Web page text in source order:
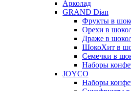
Арколад
GRAND Dian
Фрукты в
Орехи в
Драже в
ШокоХит в
Семечки в
Наборы
JOYCO
Наборы